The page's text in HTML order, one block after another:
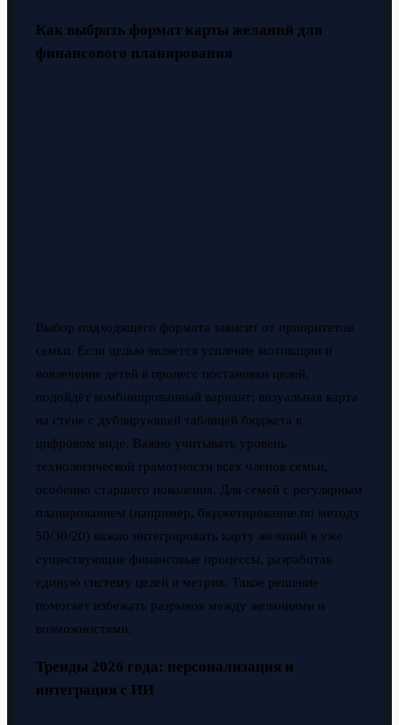
Как выбрать формат карты желаний для
финансового планирования
Выбор подходящего формата зависит от приоритетов
семьи. Если целью является усиление мотивации и
вовлечение детей в процесс постановки целей,
подойдёт комбинированный вариант: визуальная карта
на стене с дублирующей таблицей бюджета в
цифровом виде. Важно учитывать уровень
технологической грамотности всех членов семьи,
особенно старшего поколения. Для семей с регулярным
планированием (например, бюджетирование по методу
50/30/20) важно интегрировать карту желаний в уже
существующие финансовые процессы, разработав
единую систему целей и метрик. Такое решение
помогает избежать разрывов между желаниями и
возможностями.
Тренды 2026 года: персонализация и
интеграция с ИИ